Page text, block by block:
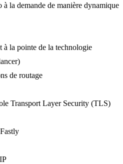
la demande de manière dynamique
à la pointe de la technologie
de routage
Transport Layer Security (TLS)